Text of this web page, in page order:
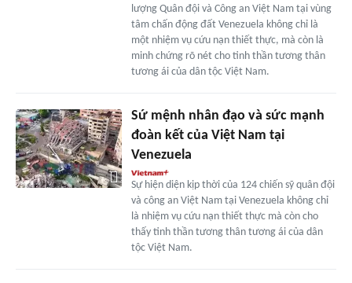
lượng Quân đội và Công an Việt Nam tại vùng
tâm chấn động đất Venezuela không chỉ là
một nhiệm vụ cứu nạn thiết thực, mà còn là
minh chứng rõ nét cho tinh thần tương thân
tương ái của dân tộc Việt Nam.
Sứ mệnh nhân đạo và sức mạnh
đoàn kết của Việt Nam tại
Venezuela
Sự hiện diện kịp thời của 124 chiến sỹ quân đội
và công an Việt Nam tại Venezuela không chỉ
là nhiệm vụ cứu nạn thiết thực mà còn cho
thấy tinh thần tương thân tương ái của dân
tộc Việt Nam.